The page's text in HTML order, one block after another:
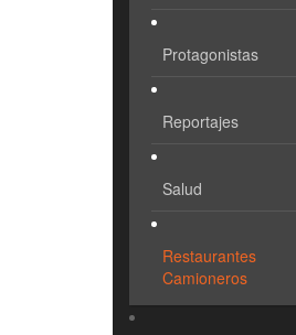
Protagonistas
Reportajes
Salud
Restaurantes
Camioneros